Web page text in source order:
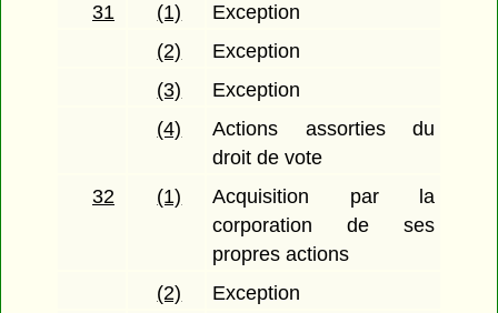
31
(1)
Exception
(2)
Exception
(3)
Exception
(4)
Actions assorties du
droit de vote
32
(1)
Acquisition par la
corporation de ses
propres actions
(2)
Exception